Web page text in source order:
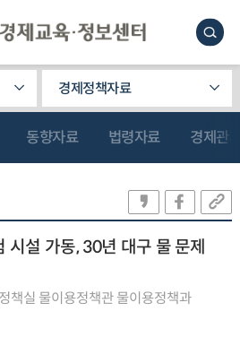
경제정책자료
동향자료 법령자료 경제관
시설 가동, 30년 대구 물 문제
책실 물이용정책관 물이용정책과